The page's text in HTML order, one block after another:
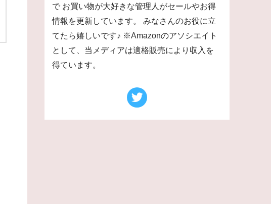
で お買い物が大好きな管理人がセールやお得
情報を更新しています。 みなさんのお役に立
てたら嬉しいです♪ ※Amazonのアソシエイト
として、当メディアは適格販売により収入を
得ています。